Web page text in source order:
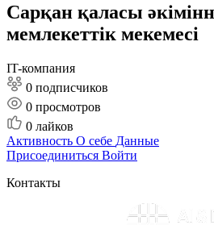
Сарқан қаласы
мемлекеттік мекемесі
IT-компания
0 подписчиков
0 просмотров
0 лайков
Активность О себе Данные
Присоединиться Войти
Контакты